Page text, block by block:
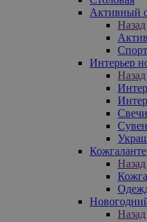
Активный
Назад
Интерьер
Назад
Назад
Назад